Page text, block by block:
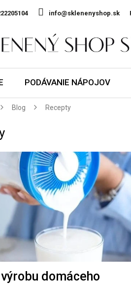
info@sklenenyshop.sk
PODÁVANIE NÁPOJOV
Blog Recepty
domáceho